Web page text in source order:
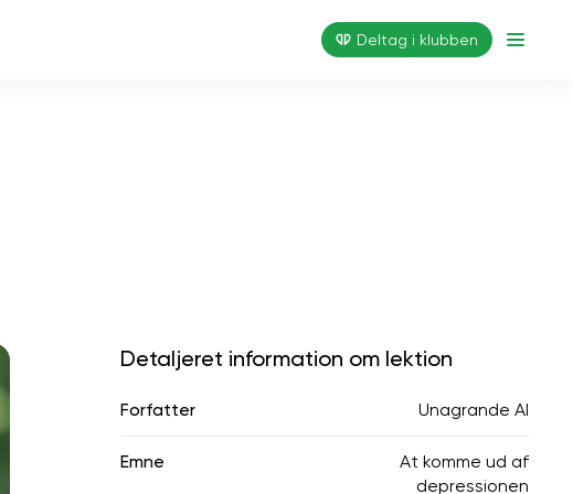
Deltag i klubben
Detaljeret information om lektion
Forfatter Unagrande AI
Emne
At komme ud af
depressionen